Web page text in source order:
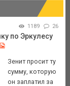
1189 26
по Эркулесу
Зенит просит ту
сумму, которую
он заплатил за